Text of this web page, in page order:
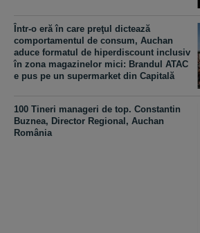
Într-o eră în care preţul dictează
comportamentul de consum, Auchan
aduce formatul de hiperdiscount inclusiv
în zona magazinelor mici: Brandul ATAC
e pus pe un supermarket din Capitală
100 Tineri manageri de top. Constantin
Buznea, Director Regional, Auchan
România